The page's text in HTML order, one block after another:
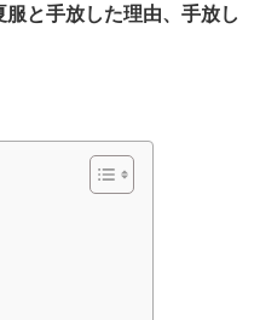
と手放した理由、手放し